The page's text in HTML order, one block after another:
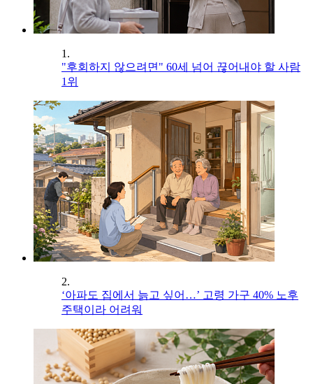
1.
"후회하지 않으려면" 60세 넘어 끊어내야 할 사람
1위
2.
‘아파도 집에서 늙고 싶어…’ 고령 가구 40% 노후
주택이라 어려워